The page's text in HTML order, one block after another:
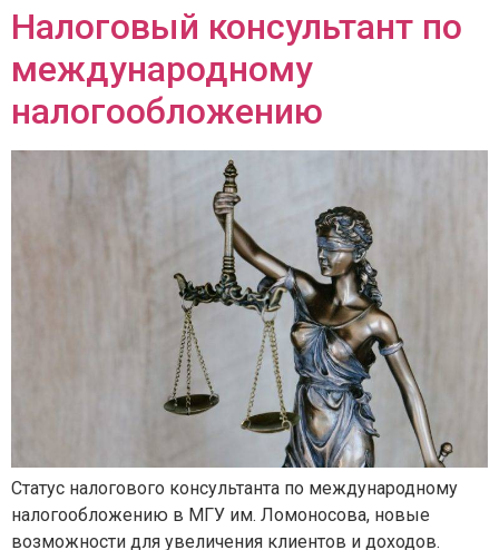
Налоговый консультант по
международному
налогообложению
Статус налогового консультанта по международному
налогообложению в МГУ им. Ломоносова, новые
возможности для увеличения клиентов и доходов.